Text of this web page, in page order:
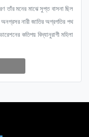
তাঁর মনের মাঝে সুপ্ত বাসনা ছিল
নারী জাতির অগ্রগতির পথ
কতিপয় বিদ্যানুরাগী মহিলা